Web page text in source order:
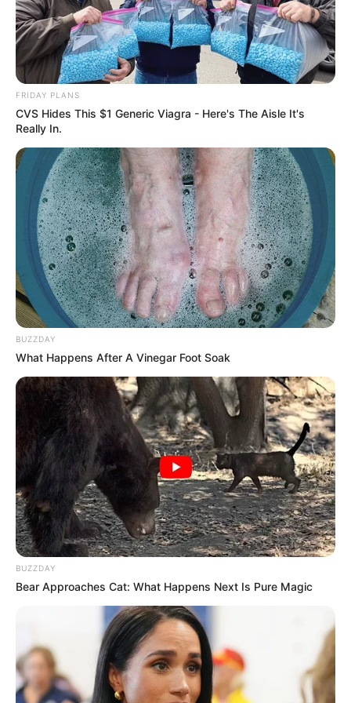
കൊച്ചി:സിഎംആർഎൽ-എക്‌സാലോജിക് മാസപ്പടി
കേസിൽ പ്രതിപക്ഷ നേതാവ് പിണറായി വിജയന്റെ
മകൾ ടി. വീണയ്‌ക്ക് ഇ.ഡി സമൻസ്. വെള്ളിയാഴ്ച
കൊച്ചിയലെ ഇ.ഡി ഒഫീസിൽ ഹാജരാകണമെന്നാണ്
വീണയ്‌ക്ക് നൽകിയ നിർദേശം. വീണയടക്കം ഒൻപത്
പേർക്കാണ് ഇ.ഡി സമൻസ് അയച്ചത്.
സിഎംആർഎല്ലിന്റെ ഉടമകളിലൊരാളായ ശശിധരൻ
കർത്തയുടെ മകൻ ശരൺ എസ്. കർത്തയും
സമൻസ് ലഭിച്ചവരിൽ ഉൾപ്പെടുന്നു. ബാങ്ക് രേഖകൾ,
സ്വത്ത് വിവരങ്ങൾ, നികുതി വിവരങ്ങൾ എന്നിവ
ഹാജരാക്കണമെന്നും വാഹനങ്ങൾ സംബന്ധിച്ചുള്ള
വിവരങ്ങൾ കൈമാറണമെന്നും ഇ.ഡി ഡയറക്ടർ
അറിയിച്ചു.
FRIDAY PLANS
CVS Hides This $1 Generic Viagra - Here's The Aisle It's
Really In.
BUZZDAY
What Happens After A Vinegar Foot Soak
BUZZDAY
Bear Approaches Cat: What Happens Next Is Pure Magic